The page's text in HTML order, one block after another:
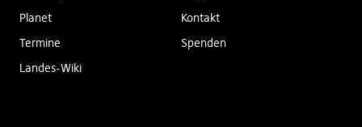
Planet
Termine
Landes-Wiki
Kontakt
Spenden